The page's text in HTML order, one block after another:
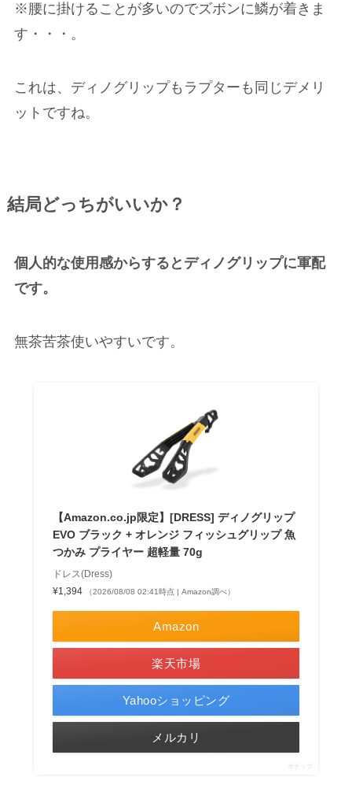
※腰に掛けることが多いのでズボンに鱗が着きま
す ・・・。
これは、ディノグリップもラプターも同じデメリ
ットですね。
結局どっちがいいか？
個人的な使用感からするとディノグリップに軍配
です。
無茶苦茶使いやすいです。
【Amazon.co.jp限定】[DRESS] ディノグリップ
EVO ブラック + オレンジ フィッシュグリップ 魚
つかみ プライヤー 超軽量 70g
ドレス(Dress)
¥1,394
（2026/08/08 02:41時点 | Amazon調べ）
Amazon
楽天市場
Yahooショッピング
メルカリ
ポチップ